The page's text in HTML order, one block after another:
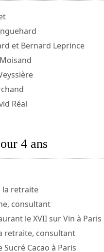
et Bernard Leprince
Réal
4 ans
la retraite
consultant
le XVII sur Vin à Paris
retraite, consultant
Cacao à Paris